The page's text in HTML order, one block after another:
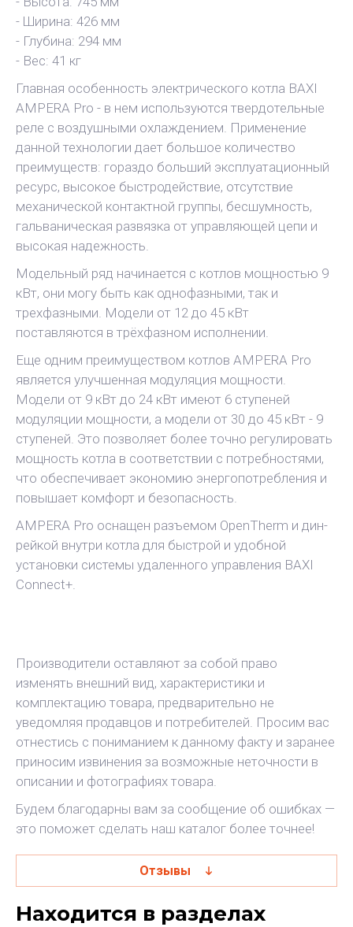
- Ширина: 426 мм
- Глубина: 294 мм
- Вес: 41 кг
Главная особенность электрического котла BAXI
AMPERA Pro - в нем используются твердотельные
реле с воздушными охлаждением. Применение
данной технологии дает большое количество
преимуществ: гораздо больший эксплуатационный
ресурс, высокое быстродействие, отсутствие
механической контактной группы, бесшумность,
гальваническая развязка от управляющей цепи и
высокая надежность.
Модельный ряд начинается с котлов мощностью 9
кВт, они могу быть как однофазными, так и
трехфазными. Модели от 12 до 45 кВт
поставляются в трёхфазном исполнении.
Еще одним преимуществом котлов AMPERA Pro
является улучшенная модуляция мощности.
Модели от 9 кВт до 24 кВт имеют 6 ступеней
модуляции мощности, а модели от 30 до 45 кВт - 9
ступеней. Это позволяет более точно регулировать
мощность котла в соответствии с потребностями,
что обеспечивает экономию энергопотребления и
повышает комфорт и безопасность.
AMPERA Pro оснащен разъемом OpenTherm и дин-
рейкой внутри котла для быстрой и удобной
установки системы удаленного управления BAXI
Connect+.
Производители оставляют за собой право
изменять внешний вид, характеристики и
комплектацию товара, предварительно не
уведомляя продавцов и потребителей. Просим вас
отнестись с пониманием к данному факту и заранее
приносим извинения за возможные неточности в
описании и фотографиях товара.
Будем благодарны вам за сообщение об ошибках —
это поможет сделать наш каталог более точнее!
Отзывы
Находится в разделах